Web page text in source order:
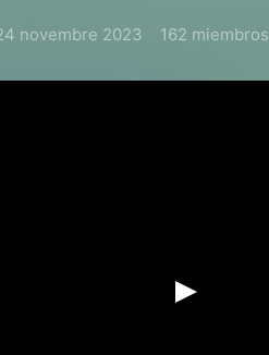
novembre 2023 162 miembros